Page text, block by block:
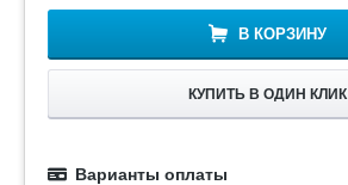
В КОРЗИНУ
КУПИТЬ В ОДИН КЛИК
Варианты оплаты